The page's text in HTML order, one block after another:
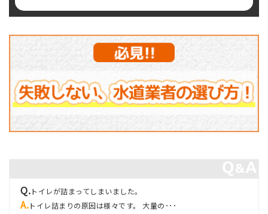
トイレが詰まってしまいました。
トイレ詰まりの原因は様々です。 大量の･･･